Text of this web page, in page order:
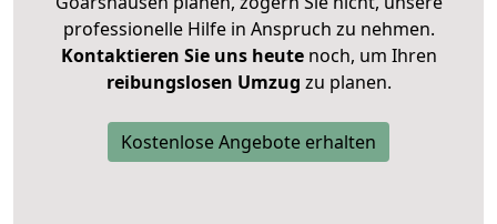
professionelle Hilfe in Anspruch zu nehmen.
Kontaktieren Sie uns heutenoch, um Ihren
reibungslosen Umzug zu planen.
Kostenlose Angebote erhalten